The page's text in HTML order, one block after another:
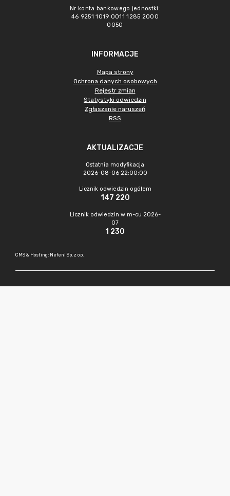
Nr konta bankowego jednostki:
46 9251 1019 0011 1285 2000
0050
INFORMACJE
Mapa strony
Ochrona danych osobowych
Rejestr zmian
Statystyki odwiedzin
Zgłaszanie naruszeń
RSS
AKTUALIZACJE
Ostatnia modyfikacja
2026-08-06 22:00:00
Licznik odwiedzin ogółem
147 220
Licznik odwiedzin w m-cu 2026-
07
1 230
CMS & Hosting: Nefeni Sp. z o.o.